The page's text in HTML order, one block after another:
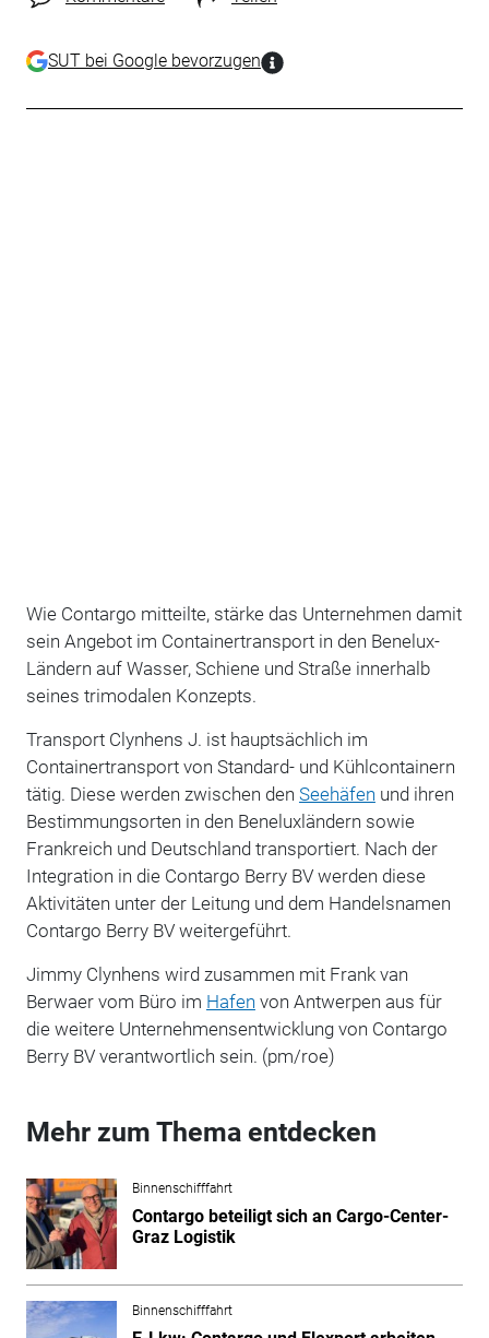
SUT bei Google bevorzugen
Wie Contargo mitteilte, stärke das Unternehmen damit
sein Angebot im Containertransport in den Benelux-
Ländern auf Wasser, Schiene und Straße innerhalb
seines trimodalen Konzepts.
Transport Clynhens J. ist hauptsächlich im
Containertransport von Standard- und Kühlcontainern
tätig. Diese werden zwischen den Seehäfen und ihren
Bestimmungsorten in den Beneluxländern sowie
Frankreich und Deutschland transportiert. Nach der
Integration in die Contargo Berry BV werden diese
Aktivitäten unter der Leitung und dem Handelsnamen
Contargo Berry BV weitergeführt.
Jimmy Clynhens wird zusammen mit Frank van
Berwaer vom Büro im Hafen von Antwerpen aus für
die weitere Unternehmensentwicklung von Contargo
Berry BV verantwortlich sein. (pm/roe)
Mehr zum Thema entdecken
Binnenschifffahrt
Contargo beteiligt sich an Cargo-Center-
Graz Logistik
Binnenschifffahrt